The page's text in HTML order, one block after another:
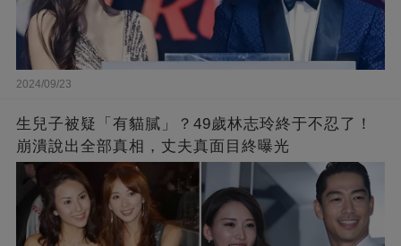
2024/09/23
生兒子被疑「有貓膩」？49歲林志玲終于不忍了！
崩潰說出全部真相，丈夫真面目終曝光